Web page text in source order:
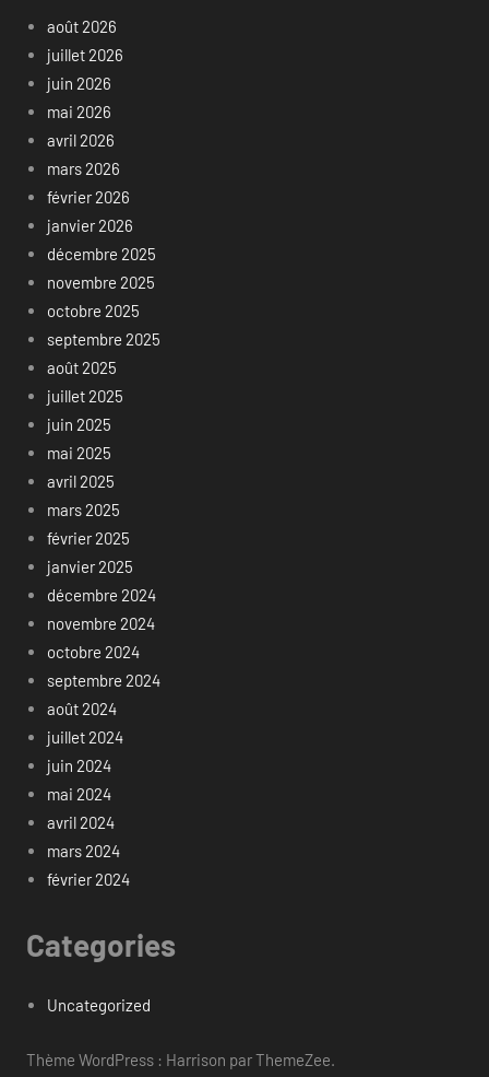
août 2026
juillet 2026
juin 2026
mai 2026
avril 2026
mars 2026
février 2026
janvier 2026
décembre 2025
novembre 2025
octobre 2025
septembre 2025
août 2025
juillet 2025
juin 2025
mai 2025
avril 2025
mars 2025
février 2025
janvier 2025
décembre 2024
novembre 2024
octobre 2024
septembre 2024
août 2024
juillet 2024
juin 2024
mai 2024
avril 2024
mars 2024
février 2024
Categories
Uncategorized
Thème WordPress : Harrison par ThemeZee.